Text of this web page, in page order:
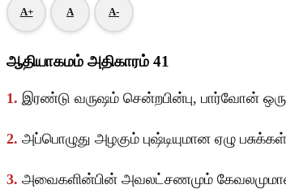
A+ A A-
ஆதியாகமம் அதிகாரம் 41
1. இரண்டு வருஷம் சென்றபின்பு, பார்வோன்
2. அப்பொழுது அழகும் புஷ்டியுமான ஏழு பசுக்கள்
3. அவைகளின்பின் அவலட்சணமும் கேவலமுமான